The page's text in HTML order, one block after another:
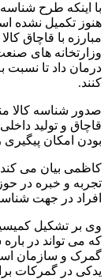
هنوز تکمیل نشده
مبارزه با قاچاق
وزارتخانه های
درمان داد تا نسبت
کنند.
صدور شناسه کالا
قاچاق و تولید
بودن امکان پیگیری
کاظمی بیان می
تجربه و خبره در
افراد در جهت
وی بر تشکیل
که می تواند در
گمرک و سازمان
یدکی در گمرکات